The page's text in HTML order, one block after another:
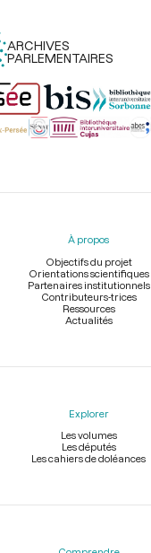
ARCHIVES
PARLEMENTAIRES
À propos
Objectifs du projet
Orientations scientifiques
Partenaires institutionnels
Contributeurs-trices
Ressources
Actualités
Explorer
Les volumes
Les députés
Les cahiers de doléances